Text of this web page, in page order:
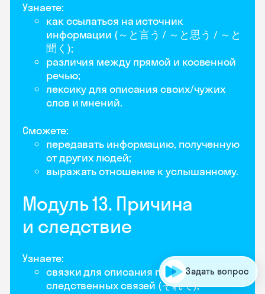
Узнаете:
как ссылаться на источник
информации (～と言う / ～と思う / ～と
聞く);
различия между прямой и косвенной
речью;
лексику для описания своих/чужих
слов и мнений.
Сможете:
передавать информацию, полученную
от других людей;
выражать отношение к услышанному.
Модуль 13. Причина
и следствие
Узнаете:
связки для описания причинно-
следственных связей (それで);
Задать вопрос